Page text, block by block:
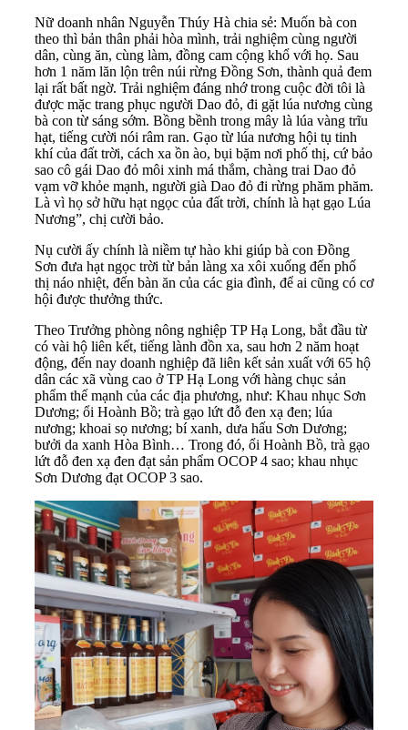
Nữ doanh nhân Nguyễn Thúy Hà chia sẻ: Muốn bà con
theo thì bản thân phải hòa mình, trải nghiệm cùng người
dân, cùng ăn, cùng làm, đồng cam cộng khổ với họ. Sau
hơn 1 năm lăn lộn trên núi rừng Đồng Sơn, thành quả đem
lại rất bất ngờ. Trải nghiệm đáng nhớ trong cuộc đời tôi là
được mặc trang phục người Dao đỏ, đi gặt lúa nương cùng
bà con từ sáng sớm. Bồng bềnh trong mây là lúa vàng trĩu
hạt, tiếng cười nói râm ran. Gạo từ lúa nương hội tụ tinh
khí của đất trời, cách xa ồn ào, bụi bặm nơi phố thị, cứ bảo
sao cô gái Dao đỏ môi xinh má thắm, chàng trai Dao đỏ
vạm vỡ khỏe mạnh, người già Dao đỏ đi rừng phăm phăm.
Là vì họ sở hữu hạt ngọc của đất trời, chính là hạt gạo Lúa
Nương”, chị cười bảo.
Nụ cười ấy chính là niềm tự hào khi giúp bà con Đồng
Sơn đưa hạt ngọc trời từ bản làng xa xôi xuống đến phố
thị náo nhiệt, đến bàn ăn của các gia đình, để ai cũng có cơ
hội được thưởng thức.
Theo Trưởng phòng nông nghiệp TP Hạ Long, bắt đầu từ
có vài hộ liên kết, tiếng lành đồn xa, sau hơn 2 năm hoạt
động, đến nay doanh nghiệp đã liên kết sản xuất với 65 hộ
dân các xã vùng cao ở TP Hạ Long với hàng chục sản
phẩm thế mạnh của các địa phương, như: Khau nhục Sơn
Dương; ổi Hoành Bồ; trà gạo lứt đỗ đen xạ đen; lúa
nương; khoai sọ nương; bí xanh, dưa hấu Sơn Dương;
bưởi da xanh Hòa Bình… Trong đó, ổi Hoành Bồ, trà gạo
lứt đỗ đen xạ đen đạt sản phẩm OCOP4 sao; khau nhục
Sơn Dương đạt OCOP 3 sao.